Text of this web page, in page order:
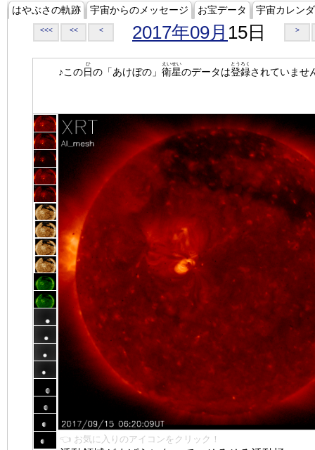
はやぶさの軌跡 宇宙からのメッセージ お宝データ 宇宙カレン
<<< << < 2017年09月 15日 >
♪この日
ひ
の「あけぼの」 衛星
えいせい
のデータは登録
とうろく
されていませ
👈 お気に入りのアイコンをクリック！